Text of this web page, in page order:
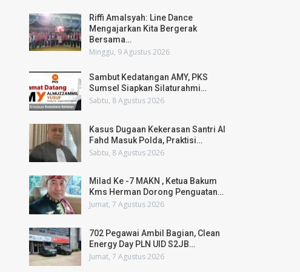
Riffi Amalsyah: Line Dance
Mengajarkan Kita Bergerak
Bersama…
Minggu, 9 Agustus 2026
Sambut Kedatangan AMY, PKS
Sumsel Siapkan Silaturahmi…
Sabtu, 8 Agustus 2026
Kasus Dugaan Kekerasan Santri Al
Fahd Masuk Polda, Praktisi…
Sabtu, 8 Agustus 2026
Milad Ke -7 MAKN , Ketua Bakum
Kms Herman Dorong Penguatan…
Jumat, 7 Agustus 2026
702 Pegawai Ambil Bagian, Clean
Energy Day PLN UID S2JB…
Jumat, 7 Agustus 2026